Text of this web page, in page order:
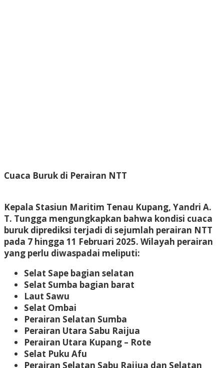
Cuaca Buruk di Perairan NTT
Kepala Stasiun Maritim Tenau Kupang, Yandri A.
T. Tungga mengungkapkan bahwa kondisi cuaca
buruk diprediksi terjadi di sejumlah perairan NTT
pada 7 hingga 11 Februari 2025. Wilayah perairan
yang perlu diwaspadai meliputi:
Selat Sape bagian selatan
Selat Sumba bagian barat
Laut Sawu
Selat Ombai
Perairan Selatan Sumba
Perairan Utara Sabu Raijua
Perairan Utara Kupang – Rote
Selat Puku Afu
Perairan Selatan Sabu Raijua dan Selatan